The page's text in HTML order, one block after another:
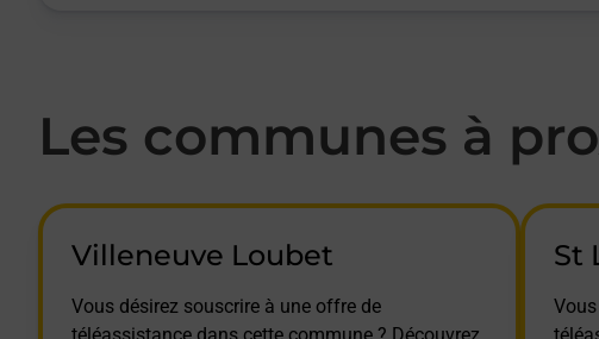
Les communes à
Villeneuve Loubet
Vous désirez souscrire à une offre de
téléassistance dans cette commune ? Découvrez
St